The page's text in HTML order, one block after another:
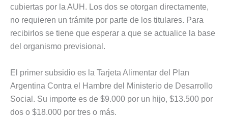
cubiertas por la AUH. Los dos se otorgan directamente,
no requieren un trámite por parte de los titulares. Para
recibirlos se tiene que esperar a que se actualice la base
del organismo previsional.
El primer subsidio es la Tarjeta Alimentar del Plan
Argentina Contra el Hambre del Ministerio de Desarrollo
Social. Su importe es de $9.000 por un hijo, $13.500 por
dos o $18.000 por tres o más.